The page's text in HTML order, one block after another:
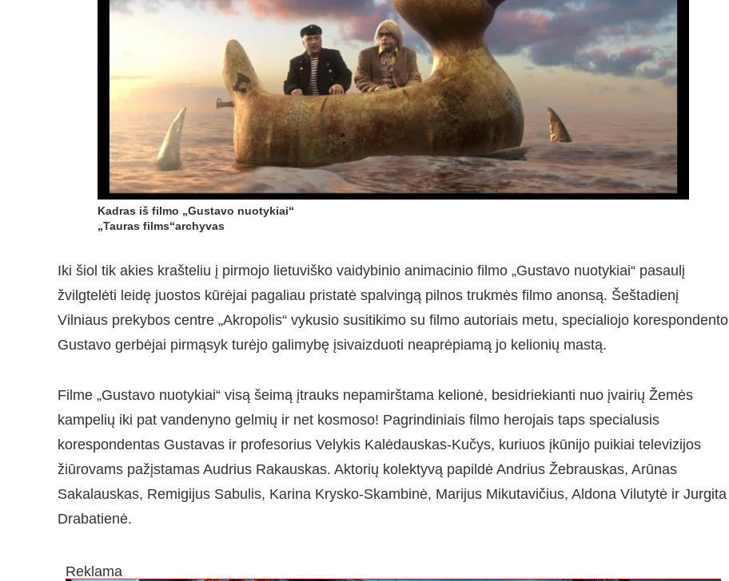
Kadras iš filmo „Gustavo nuotykiai“
„Tauras films“archyvas
Iki šiol tik akies krašteliu į pirmojo lietuviško vaidybinio animacinio filmo „Gustavo nuotykiai“ pasaulį
žvilgtelėti leidę juostos kūrėjai pagaliau pristatė spalvingą pilnos trukmės filmo anonsą. Šeštadienį
Vilniaus prekybos centre „Akropolis“ vykusio susitikimo su filmo autoriais metu, specialiojo korespondento
Gustavo gerbėjai pirmąsyk turėjo galimybę įsivaizduoti neaprėpiamą jo kelionių mastą.
Filme „Gustavo nuotykiai“ visą šeimą įtrauks nepamirštama kelionė, besidriekianti nuo įvairių Žemės
kampelių iki pat vandenyno gelmių ir net kosmoso! Pagrindiniais filmo herojais taps specialusis
korespondentas Gustavas ir profesorius Velykis Kalėdauskas-Kučys, kuriuos įkūnijo puikiai televizijos
žiūrovams pažįstamas Audrius Rakauskas. Aktorių kolektyvą papildė Andrius Žebrauskas, Arūnas
Sakalauskas, Remigijus Sabulis, Karina Krysko-Skambinė, Marijus Mikutavičius, Aldona Vilutytė ir Jurgita
Drabatienė.
Reklama